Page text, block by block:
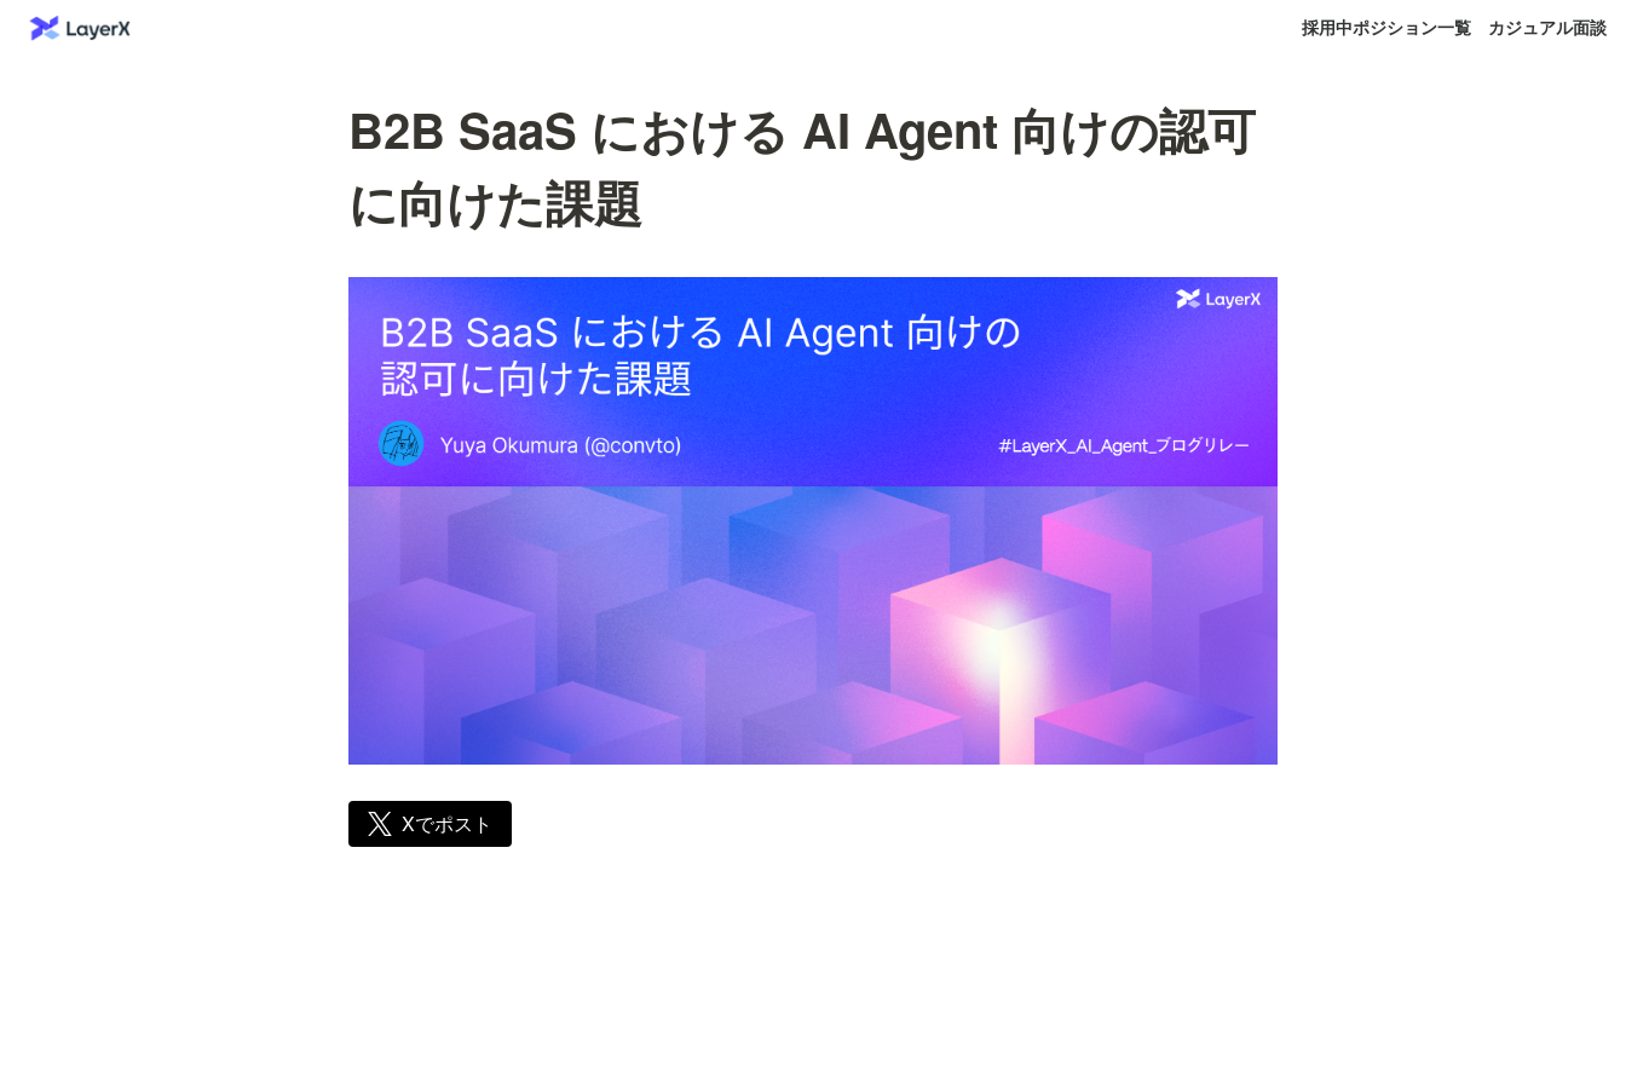
採用中ポジション一覧 カジュアル面談
B2B SaaS における AI Agent 向けの認可
に向けた課題
Xでポスト